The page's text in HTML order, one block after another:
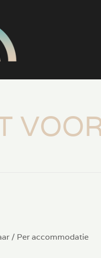
/ Per accommodatie